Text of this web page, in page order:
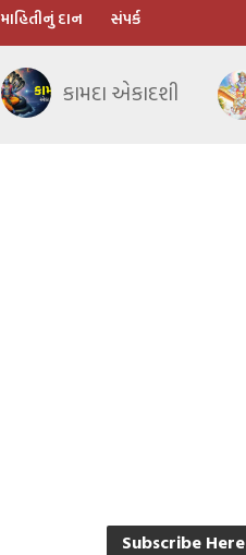
માહિતીનું દાન સંપર્ક
કામદા એકાદશી
Subscribe Here